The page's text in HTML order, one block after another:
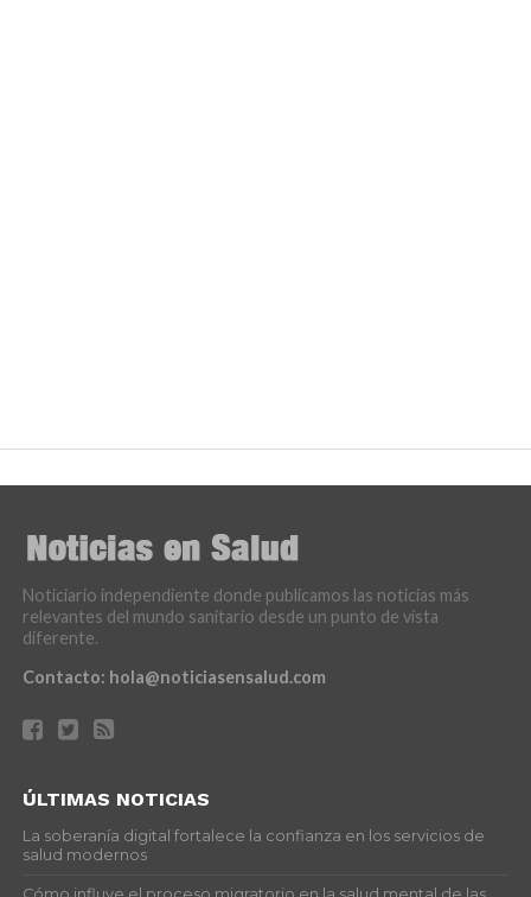
Noticiario independiente donde publicamos las noticias más
relevantes del mundo sanitario desde un punto de vista
diferente.
Contacto: hola@noticiasensalud.com
ÚLTIMAS NOTICIAS
La soberanía digital fortalece la confianza en los servicios de
salud modernos